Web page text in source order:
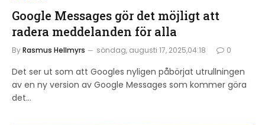
Google Messages gör det möjligt att
radera meddelanden för alla
ByRasmus Hellmyrs söndag, augusti 17, 2025,04:18 0
Det ser ut som att Googles nyligen påbörjat utrullningen
av en ny version av Google Messages som kommer göra
det…